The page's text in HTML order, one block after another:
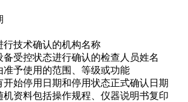
行技术确认的机构名称
备受控状态进行确认的检查人员姓名
准予使用的范围、等级或功能
开始停用日期和停用状态正式确认日期
机资料包括操作规程、仪器说明书复印